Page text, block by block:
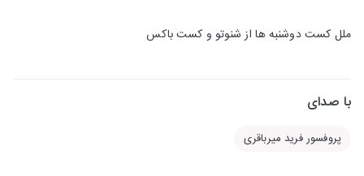
ملل کست دوشنبه ها از شنوتو و کست باکس
با صدای
پروفسور فرید میرباقری